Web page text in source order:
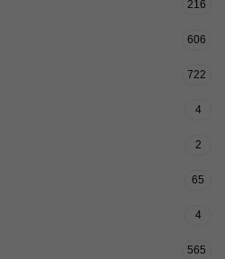
216
606
722
4
2
65
4
565